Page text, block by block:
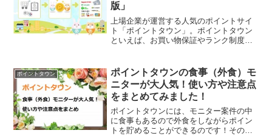
版」
上場企業が運営する人気のポイントサイ
ト「ポイントタウン」。ポイントタウン
といえば、お買い物保証やランク制度な
すが、登録する前に気になるのが「どん
なサイトなの？」「本当に...
ポイントタウン
ポイントタウンの食事（外食）モ
ニターが大人気！使い方や注意点
をまとめてみました！
ポイントタウンには、モニター案件の中
に食事もあるので外食をしながらポイン
トを貯めることができるのです！そのた